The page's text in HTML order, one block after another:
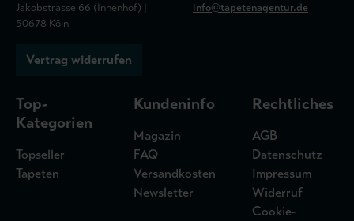
Jakobstrasse 66 (Innenhof) |
50678 Köln
info@tapetenagentur.de
Vertrag widerrufen
Top-
Kategorien
Topseller
Tapeten
Kundeninfo
Magazin
FAQ
Versandkosten
Newsletter
Rechtliches
AGB
Datenschutz
Impressum
Widerruf
Cookie-